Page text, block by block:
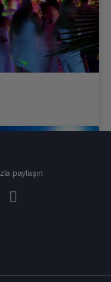
paylaşın